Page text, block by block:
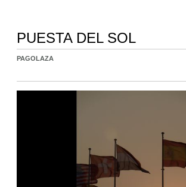
PUESTA DEL SOL
PAGOLAZA